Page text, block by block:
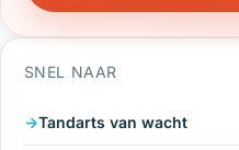
SNEL NAAR
Tandarts van wacht